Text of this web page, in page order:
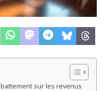
sur les revenus